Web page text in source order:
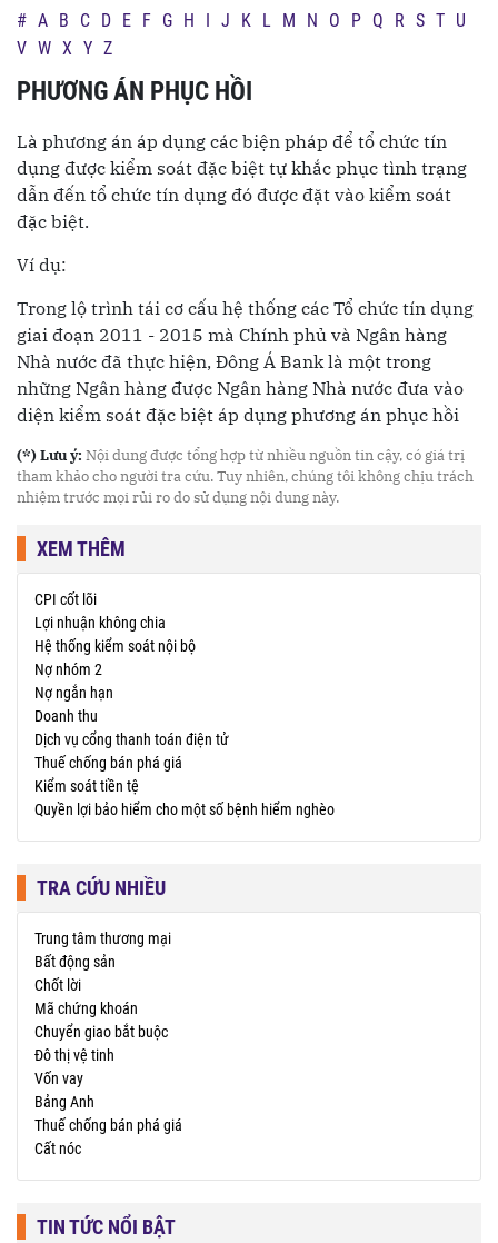
# A B C D E F G H I J K L M N O P Q R S T U
V W X Y Z
PHƯƠNG ÁN PHỤC HỒI
Là phương án áp dụng các biện pháp để tổ chức tín
dụng được kiểm soát đặc biệt tự khắc phục tình trạng
dẫn đến tổ chức tín dụng đó được đặt vào kiểm soát
đặc biệt.
Ví dụ:
Trong lộ trình tái cơ cấu hệ thống các Tổ chức tín dụng
giai đoạn 2011 - 2015 mà Chính phủ và Ngân hàng
Nhà nước đã thực hiện, Đông Á Bank là một trong
những Ngân hàng được Ngân hàng Nhà nước đưa vào
diện kiểm soát đặc biệt áp dụng phương án phục hồi
(*) Lưu ý: Nội dung được tổng hợp từ nhiều nguồn tin cậy, có giá trị
tham khảo cho người tra cứu. Tuy nhiên, chúng tôi không chịu trách
nhiệm trước mọi rủi ro do sử dụng nội dung này.
XEM THÊM
CPI cốt lõi
Lợi nhuận không chia
Hệ thống kiểm soát nội bộ
Nợ nhóm 2
Nợ ngắn hạn
Doanh thu
Dịch vụ cổng thanh toán điện tử
Thuế chống bán phá giá
Kiểm soát tiền tệ
Quyền lợi bảo hiểm cho một số bệnh hiểm nghèo
TRA CỨU NHIỀU
Trung tâm thương mại
Bất động sản
Chốt lời
Mã chứng khoán
Chuyển giao bắt buộc
Đô thị vệ tinh
Vốn vay
Bảng Anh
Thuế chống bán phá giá
Cất nóc
TIN TỨC NỔI BẬT